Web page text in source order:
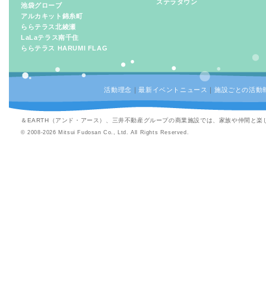
池袋グローブ
アルカキット錦糸町
ららテラス北綾瀬
LaLaテラス南千住
ららテラス HARUMI FLAG
ステラタウン
活動理念 ｜最新イベントニュース ｜ 施設ごとの活動
＆EARTH（アンド・アース）、三井不動産グループの商業施設では、家族や仲間と
© 2008-2026 Mitsui Fudosan Co., Ltd. All Rights Reserved.